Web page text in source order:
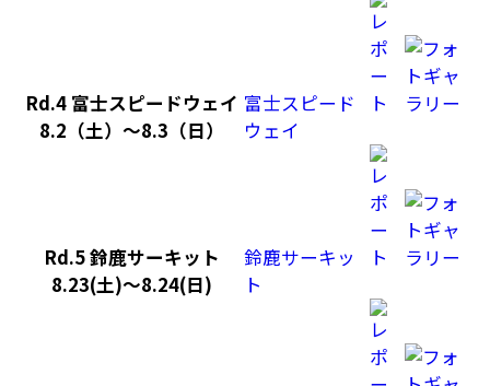
Rd.4 富士スピードウェイ
8.2（土）～8.3（日）
富士スピード
ウェイ
Rd.5 鈴鹿サーキット
8.23(土)～8.24(日)
鈴鹿サーキッ
ト